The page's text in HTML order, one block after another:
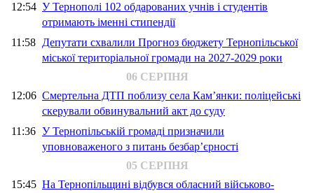
12:54 У Тернополі 102 обдарованих учнів і студентів
отримають іменні стипендії
11:58 Депутати схвалили Прогноз бюджету Тернопільської
міської територіальної громади на 2027-2029 роки
06 СЕРПНЯ
12:06 Смертельна ДТП поблизу села Кам’янки: поліцейські
скерували обвинувальний акт до суду
11:36 У Тернопільській громаді призначили
уповноваженого з питань безбар’єрності
05 СЕРПНЯ
15:45 На Тернопільщині відбувся обласний військово-